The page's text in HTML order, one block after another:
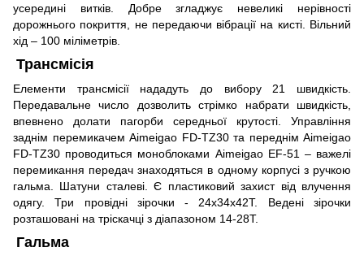
усередині витків. Добре згладжує невеликі нерівності
дорожнього покриття, не передаючи вібрації на кисті. Вільний
хід – 100 міліметрів.
Трансмісія
Елементи трансмісії нададуть до вибору 21 швидкість.
Передавальне число дозволить стрімко набрати швидкість,
впевнено долати пагорби середньої крутості. Управління
заднім перемикачем Aimeigao FD-TZ30 та переднім Aimeigao
FD-TZ30 проводиться моноблоками Aimeigao EF-51 – важелі
перемикання передач знаходяться в одному корпусі з ручкою
гальма. Шатуни сталеві. Є пластиковий захист від влучення
одягу. Три провідні зірочки - 24х34х42Т. Ведені зірочки
розташовані на тріскачці з діапазоном 14-28Т.
Гальма